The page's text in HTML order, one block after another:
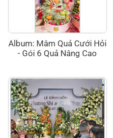
Album: Mâm Quả Cưới Hỏi
- Gói 6 Quả Nâng Cao